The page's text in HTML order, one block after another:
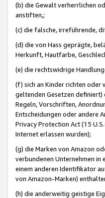
(b) die Gewalt verherrlichen
anstiften,;
(c) die falsche, irreführende,
(d) die von Hass geprägte,
Herkunft, Hautfarbe,
(e) die rechtswidrige
(f) sich an Kinder richten oder
geltenden Gesetzen
Regeln, Vorschriften,
Entscheidungen oder andere
Privacy Protection Act (15
Internet erlassen wurden);
(g) die Marken von Amazon
verbundenen Unternehmen in
einem anderen Identifikator
von Amazon-Marken)
(h) die anderweitig geistige